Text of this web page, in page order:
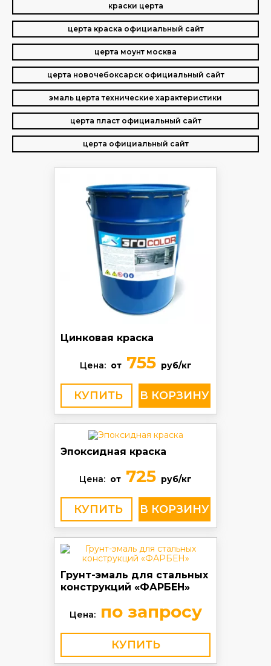
краски церта
церта краска официальный сайт
церта моунт москва
церта новочебоксарск официальный сайт
эмаль церта технические характеристики
церта пласт официальный сайт
церта официальный сайт
Цинковая краска
Цена: от755 руб/кг
КУПИТЬ
Эпоксидная краска
Цена: от 725 руб/кг
КУПИТЬ
Грунт-эмаль для стальных
конструкций «ФАРБЕН»
Цена:по запросу
КУПИТЬ